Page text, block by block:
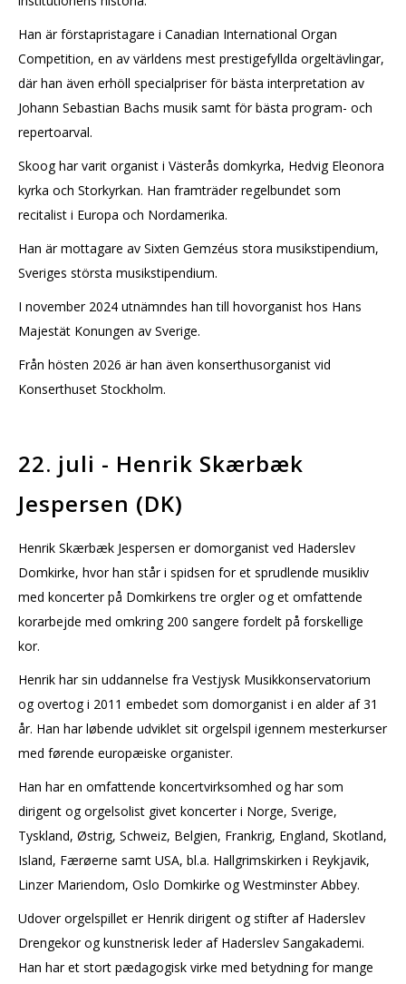
Han är förstapristagare i Canadian International Organ
Competition, en av världens mest prestigefyllda orgeltävlingar,
där han även erhöll specialpriser för bästa interpretation av
Johann Sebastian Bachs musik samt för bästa program- och
repertoarval.
Skoog har varit organist i Västerås domkyrka, Hedvig Eleonora
kyrka och Storkyrkan. Han framträder regelbundet som
recitalist i Europa och Nordamerika.
Han är mottagare av Sixten Gemzéus stora musikstipendium,
Sveriges största musikstipendium.
I november 2024 utnämndes han till hovorganist hos Hans
Majestät Konungen av Sverige.
Från hösten 2026 är han även konserthusorganist vid
Konserthuset Stockholm.
22. juli - Henrik Skærbæk
Jespersen (DK)
Henrik Skærbæk Jespersen er domorganist ved Haderslev
Domkirke, hvor han står i spidsen for et sprudlende musikliv
med koncerter på Domkirkens tre orgler og et omfattende
korarbejde med omkring 200 sangere fordelt på forskellige
kor.
Henrik har sin uddannelse fra Vestjysk Musikkonservatorium
og overtog i 2011 embedet som domorganist i en alder af 31
år. Han har løbende udviklet sit orgelspil igennem mesterkurser
med førende europæiske organister.
Han har en omfattende koncertvirksomhed og har som
dirigent og orgelsolist givet koncerter i Norge, Sverige,
Tyskland, Østrig, Schweiz, Belgien, Frankrig, England, Skotland,
Island, Færøerne samt USA, bl.a. Hallgrimskirken i Reykjavik,
Linzer Mariendom, Oslo Domkirke og Westminster Abbey.
Udover orgelspillet er Henrik dirigent og stifter af Haderslev
Drengekor og kunstnerisk leder af Haderslev Sangakademi.
Han har et stort pædagogisk virke med betydning for mange